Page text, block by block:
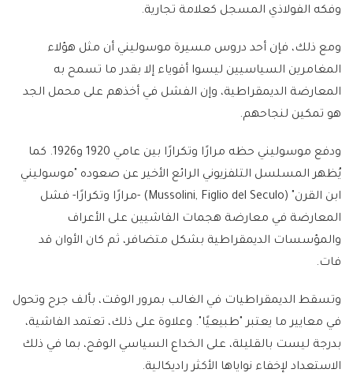
وفكه الفولاذي المسجل كعلامة تجارية.
ومع ذلك، فإن أحد دروس مسيرة موسوليني أن مثل هؤلاء
المغامرين السياسيين ليسوا أقوياء إلا بقدر ما تسمح به
المعارضة الديمقراطية، وإن الفشل في أخذهم على محمل الجد
هو تمكين لنجاحهم.
ودفع موسوليني حظه مرارًا وتكرارًا بين عامي 1920 و1926. كما
يُظهر المسلسل التلفزيوني الرائع الأخير عن صعوده "موسوليني
ابن القرن" (Mussolini, Figlio del Seculo) -مرارًا وتكرارًا- فشل
المعارضة في معارضة هجمات الفاشيين على الأعراف
والمؤسسات الديمقراطية بشكل متضافر، ثم كان الأوان قد
فات.
وتسقط الديمقراطيات في الغالب بمرور الوقت، بألف جرح وتحول
في معايير ما يعتبر "طبيعيًا". وعلاوة على ذلك، تعتمد الفاشية،
بدرجة ليست بالقليلة، على الخداع السياسي الوقح، بما في ذلك
الاستعداد لإخفاء نواياها الأكثر راديكالية.